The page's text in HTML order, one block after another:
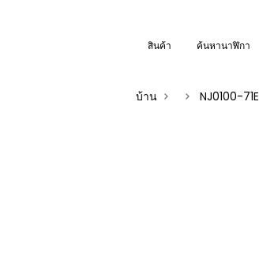
สินค้า ค้นหานาฬิกา
บ้าน NJ0100-71E